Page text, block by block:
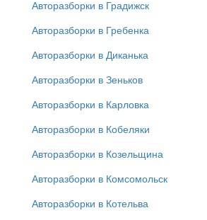
Авторазборки в Градижск
Авторазборки в Гребенка
Авторазборки в Диканька
Авторазборки в Зеньков
Авторазборки в Карловка
Авторазборки в Кобеляки
Авторазборки в Козельщина
Авторазборки в Комсомольск
Авторазборки в Котельва